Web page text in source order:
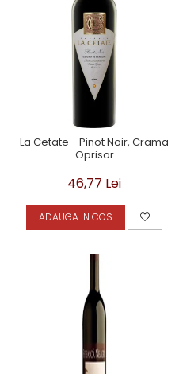
La Cetate - Pinot Noir, Crama
Oprisor
46,77 Lei
ADAUGA IN COS